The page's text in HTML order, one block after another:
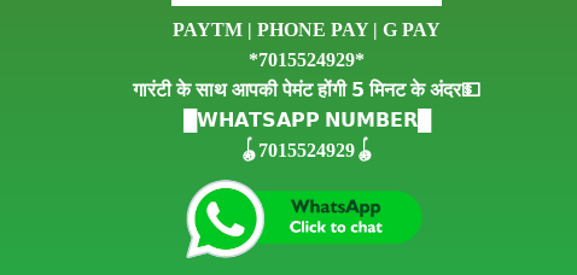
PAYTM | PHONE PAY | G PAY
*7015524929*
गारंटी के साथ आपकी पेमंट होंगी 𝟱 मिनट के अंदर💵
█𝗪𝗛𝗔𝗧𝗦𝗔𝗣𝗣 𝗡𝗨𝗠𝗕𝗘𝗥█
🪀7015524929🪀